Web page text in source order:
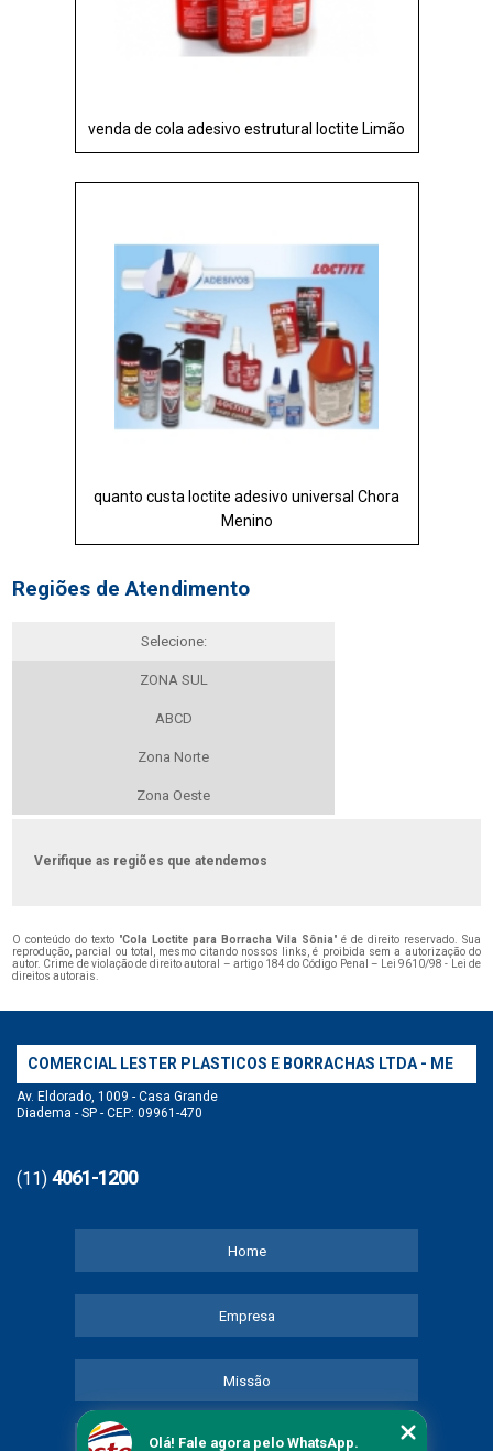
venda de cola adesivo estrutural loctite Limão
quanto custa loctite adesivo universal Chora
Menino
Regiões de Atendimento
Selecione:
ZONA SUL
ABCD
Zona Norte
Zona Oeste
Verifique as regiões que atendemos
O conteúdo do texto "Cola Loctite para Borracha Vila Sônia" é de direito reservado. Sua
reprodução, parcial ou total, mesmo citando nossos links, é proibida sem a autorização do
autor. Crime de violação de direito autoral – artigo 184 do Código Penal –
Lei 9610/98 - Lei de
direitos autorais
COMERCIAL LESTER PLASTICOS E BORRACHAS LTDA - ME
Av. Eldorado, 1009 - Casa Grande
Diadema - SP - CEP: 09961-470
(11) 4061-1200
Home
Empresa
Missão
Serviços
Olá! Fale agora pelo WhatsApp.